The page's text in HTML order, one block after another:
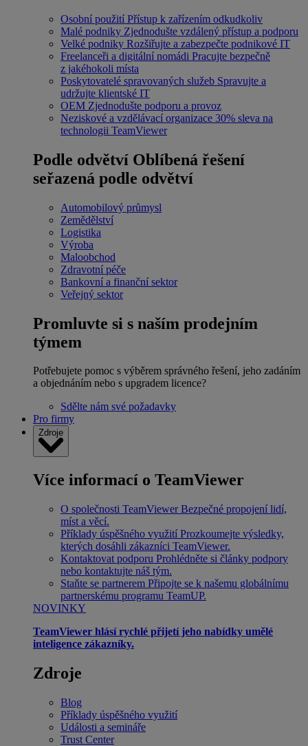
Osobní použití Přístup k zařízením odkudkoliv
Malé podniky Zjednodušte vzdálený přístup a podporu
Velké podniky Rozšiřujte a zabezpečte podnikové IT
Freelanceři a digitální nomádi Pracujte bezpečně
z jakéhokoli místa
Poskytovatelé spravovaných služeb Spravujte a
udržujte klientské IT
OEM Zjednodušte podporu a provoz
Neziskové a vzdělávací organizace 30% sleva na
technologii TeamViewer
Podle odvětví Oblíbená řešení
seřazená podle odvětví
Automobilový průmysl
Zemědělství
Logistika
Výroba
Maloobchod
Zdravotní péče
Bankovní a finanční sektor
Veřejný sektor
Promluvte si s naším prodejním
týmem
Potřebujete pomoc s výběrem správného řešení, jeho zadáním
a objednáním nebo s upgradem licence?
Sdělte nám své požadavky
Pro firmy
Zdroje
Více informací o TeamViewer
O společnosti TeamViewer Bezpečné propojení lidí,
míst a věcí.
Příklady úspěšného využití Prozkoumejte výsledky,
kterých dosáhli zákazníci TeamViewer.
Kontaktovat podporu Prohlédněte si články podpory
nebo kontaktujte náš tým.
Staňte se partnerem Připojte se k našemu globálnímu
partnerskému programu TeamUP.
NOVINKY
TeamViewer hlásí rychlé přijetí jeho nabídky umělé
inteligence zákazníky.
Zdroje
Blog
Příklady úspěšného využití
Události a semináře
Trust Center